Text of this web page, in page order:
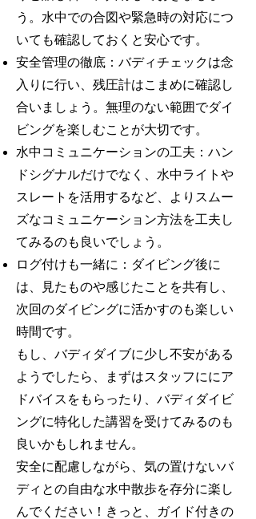
う。水中での合図や緊急時の対応につ
いても確認しておくと安心です。
安全管理の徹底：バディチェックは念
入りに行い、残圧計はこまめに確認し
合いましょう。無理のない範囲でダイ
ビングを楽しむことが大切です。
水中コミュニケーションの工夫：ハン
ドシグナルだけでなく、水中ライトや
スレートを活用するなど、よりスムー
ズなコミュニケーション方法を工夫し
てみるのも良いでしょう。
ログ付けも一緒に：ダイビング後に
は、見たものや感じたことを共有し、
次回のダイビングに活かすのも楽しい
時間です。
もし、バディダイブに少し不安がある
ようでしたら、まずはスタッフににア
ドバイスをもらったり、バディダイビ
ングに特化した講習を受けてみるのも
良いかもしれません。
安全に配慮しながら、気の置けないバ
ディとの自由な水中散歩を存分に楽し
んでください！きっと、ガイド付きの